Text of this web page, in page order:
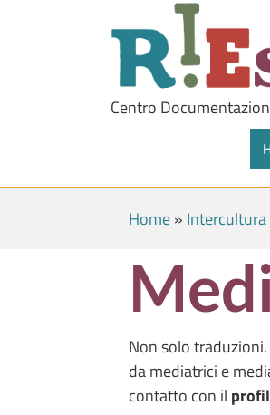
Centro
Home» Intercultura
Non solo
da mediatrici e
contatto con il